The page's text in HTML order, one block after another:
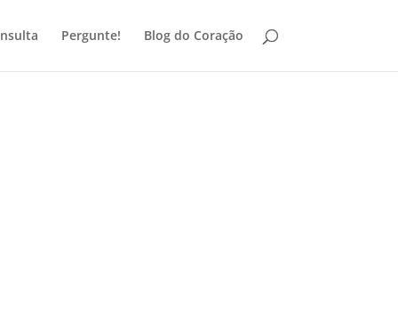
Pergunte! Blog do Coração